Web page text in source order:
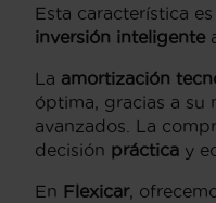
Esta característica
inversión inteligente
La amortización
óptima, gracias a su
avanzados. La
decisión práctica y
En Flexicar,